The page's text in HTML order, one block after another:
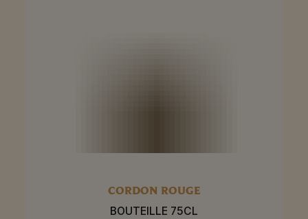
CORDON ROUGE
BOUTEILLE 75CL